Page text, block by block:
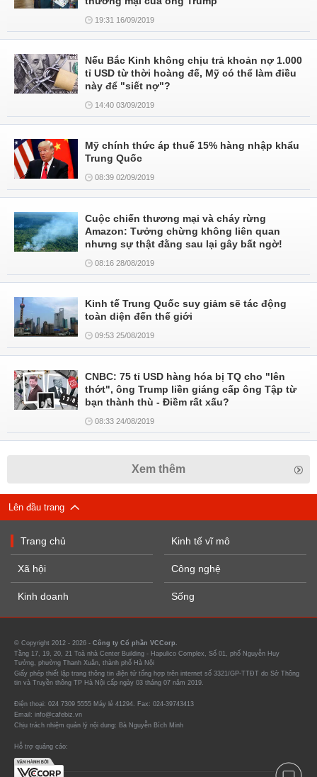
19:31 16/09/2019
Nếu Bắc Kinh không chịu trả khoản nợ 1.000
tỉ USD từ thời hoàng đế, Mỹ có thể làm điều
này để "siết nợ"?
14:40 03/09/2019
Mỹ chính thức áp thuế 15% hàng nhập khẩu
Trung Quốc
08:39 02/09/2019
Cuộc chiến thương mại và cháy rừng
Amazon: Tưởng chừng không liên quan
nhưng sự thật đằng sau lại gây bất ngờ!
08:16 28/08/2019
Kinh tế Trung Quốc suy giảm sẽ tác động
toàn diện đến thế giới
09:53 25/08/2019
CNBC: 75 tỉ USD hàng hóa bị TQ cho "lên
thớt", ông Trump liền giáng cấp ông Tập từ
bạn thành thù - Điềm rất xấu?
08:33 24/08/2019
Xem thêm
Lên đầu trang
Trang chủ
Xã hội
Kinh doanh
Kinh tế vĩ mô
Công nghệ
Sống
© Copyright 2012 - 2026 - Công ty Cổ phần VCCorp.
Tầng 17, 19, 20, 21 Toà nhà Center Building - Hapulico Complex, Số 01, phố Nguyễn Huy
Tưởng, phường Thanh Xuân, thành phố Hà Nội
Giấy phép thiết lập trang thông tin điện tử tổng hợp trên internet số 3321/GP-TTĐT do Sở Thông
tin và Truyền thông TP Hà Nội cấp ngày 03 tháng 07 năm 2019.
Điện thoại: 024 7309 5555 Máy lẻ 41294. Fax: 024-39743413
Email: info@cafebiz.vn
Chịu trách nhiệm quản lý nội dung: Bà Nguyễn Bích Minh
Hỗ trợ quảng cáo: